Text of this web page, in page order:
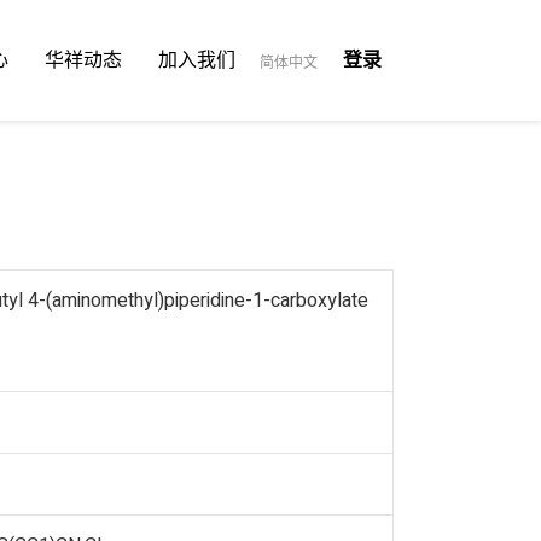
华祥动态 加入我们 简体中文 登录
4-(aminomethyl)piperidine-1-carboxylate